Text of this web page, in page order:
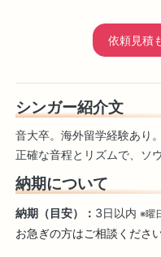
依頼見積
シンガー紹介文
音大卒。海外留学経験あり。
正確な音程とリズムで、ソ
納期について
納期（目安）： 3日以内 ※曜
お急ぎの方はご相談くださ